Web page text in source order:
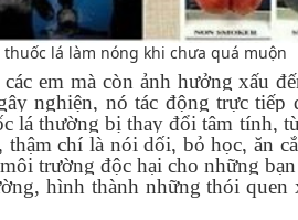
lá làm nóng khi chưa quá muộn
em mà còn ảnh hưởng xấu
nghiện, nó tác động trực tiếp
lá thường bị thay đổi tâm tính,
chí là nói dối, bỏ học, ăn
trường độc hại cho những
hình thành những thói quen